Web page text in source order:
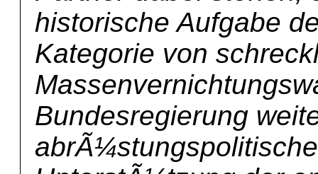
historische Aufgabe
Kategorie von
Bundesregierung